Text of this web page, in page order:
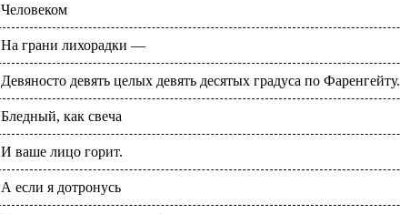
Человеком
На грани лихорадки —
Девяносто девять целых девять десятых градуса по Фаренгейту.
Бледный, как свеча
И ваше лицо горит.
А если я дотронусь